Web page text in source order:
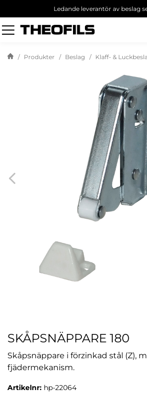
Ledande leverantör av beslag
Sök
produkt
Produkter Beslag Klaff- &
SKÅPSNÄPPARE 180
Skåpsnäppare i förzinkad stål (Z),
fjädermekanism.
Artikelnr: hp-22064